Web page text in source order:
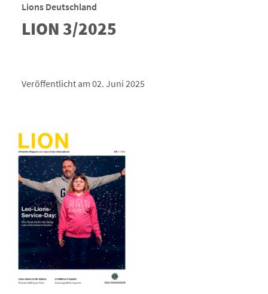
Lions Deutschland
LION 3/2025
Veröffentlicht am 02. Juni 2025